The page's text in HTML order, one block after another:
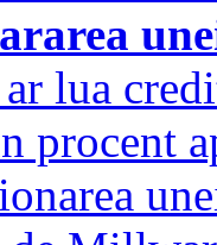
lua
procent